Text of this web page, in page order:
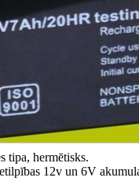
tipa, hermētisks.
12v un 6V